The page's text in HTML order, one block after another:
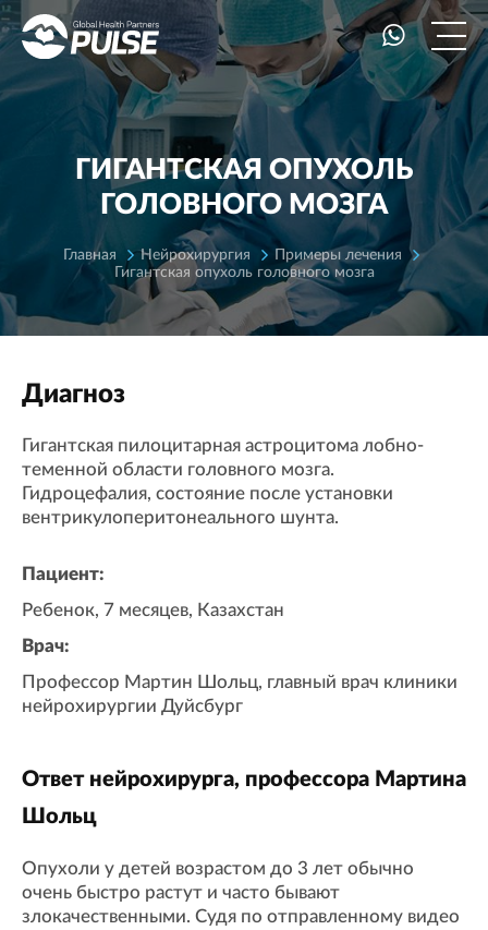
ГИГАНТСКАЯ ОПУХОЛЬ
ГОЛОВНОГО МОЗГА
Главная Нейрохирургия
Примеры лечения
Гигантская опухоль головного мозга
Диагноз
Гигантская пилоцитарная астроцитома лобно-
теменной области головного мозга.
Гидроцефалия, cостояние после установки
вентрикулоперитонеального шунта.
Пациент:
Ребенок, 7 месяцев, Казахстан
Врач:
Профессор Мартин Шольц, главный врач клиники
нейрохирургии Дуйсбург
Ответ нейрохирурга, профессора Мартина
Шольц
Опухоли у детей возрастом до 3 лет обычно
очень быстро растут и часто бывают
злокачественными. Судя по отправленному видео